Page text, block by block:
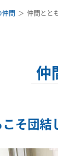
間 仲間とと
仲
こそ団